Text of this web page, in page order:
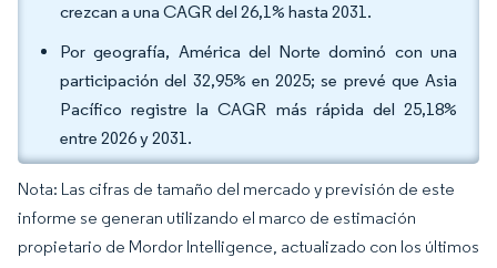
crezcan a una CAGR del 26,1% hasta 2031.
Por geografía, América del Norte dominó con una
participación del 32,95% en 2025; se prevé que Asia
Pacífico registre la CAGR más rápida del 25,18%
entre 2026 y 2031.
Nota: Las cifras de tamaño del mercado y previsión de este
informe se generan utilizando el marco de estimación
propietario de Mordor Intelligence, actualizado con los últimos